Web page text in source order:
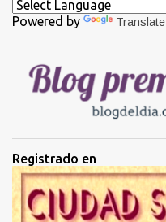
a
r
o
s
Powered by Translate
Registrado en